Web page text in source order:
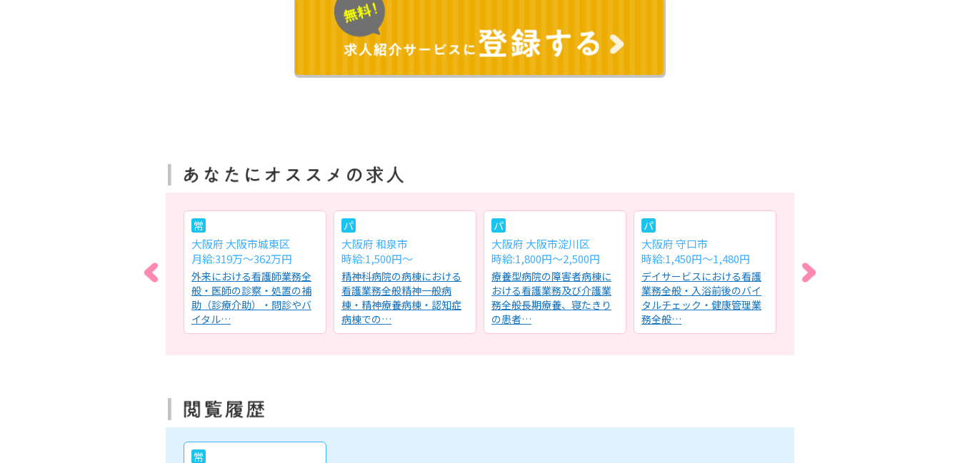
病棟での看護業務全般・バ
常
大阪府 大阪市城東区
月給:319万～362万円
外来における看護師業務全
般・医師の診察・処置の補
助（診療介助）・問診やバ
イタル…
パ
大阪府 和泉市
時給:1,500円～
精神科病院の病棟における
看護業務全般精神一般病
棟・精神療養病棟・認知症
病棟での…
パ
大阪府 大阪市淀川区
時給:1,800円～2,500円
療養型病院の障害者病棟に
おける看護業務及び介護業
務全般長期療養、寝たきり
の患者…
パ
大阪府 守口市
時給:1,450円～1,480円
デイサービスにおける看護
業務全般・入浴前後のバイ
タルチェック・健康管理業
務全般…
時給:1,500～1,800円
デイサービスにおける看護
常